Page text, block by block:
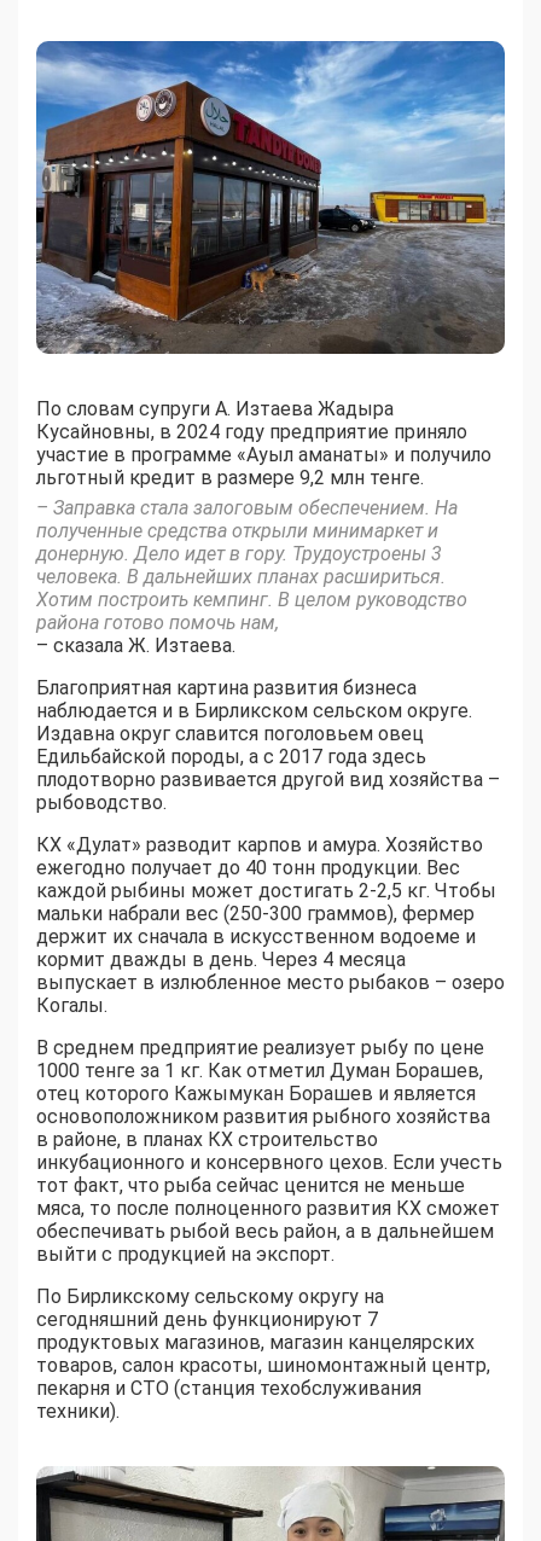
По словам супруги А. Изтаева Жадыра
Кусайновны, в 2024 году предприятие приняло
участие в программе «Ауыл аманаты» и получило
льготный кредит в размере 9,2 млн тенге.
– Заправка стала залоговым обеспечением. На
полученные средства открыли минимаркет и
донерную. Дело идет в гору. Трудоустроены 3
человека. В дальнейших планах расшириться.
Хотим построить кемпинг. В целом руководство
района готово помочь нам,
– сказала Ж. Изтаева.
Благоприятная картина развития бизнеса
наблюдается и в Бирликском сельском округе.
Издавна округ славится поголовьем овец
Едильбайской породы, а с 2017 года здесь
плодотворно развивается другой вид хозяйства –
рыбоводство.
КХ «Дулат» разводит карпов и амура. Хозяйство
ежегодно получает до 40 тонн продукции. Вес
каждой рыбины может достигать 2-2,5 кг. Чтобы
мальки набрали вес (250-300 граммов), фермер
держит их сначала в искусственном водоеме и
кормит дважды в день. Через 4 месяца
выпускает в излюбленное место рыбаков – озеро
Когалы.
В среднем предприятие реализует рыбу по цене
1000 тенге за 1 кг. Как отметил Думан Борашев,
отец которого Кажымукан Борашев и является
основоположником развития рыбного хозяйства
в районе, в планах КХ строительство
инкубационного и консервного цехов. Если учесть
тот факт, что рыба сейчас ценится не меньше
мяса, то после полноценного развития КХ сможет
обеспечивать рыбой весь район, а в дальнейшем
выйти с продукцией на экспорт.
По Бирликскому сельскому округу на
сегодняшний день функционируют 7
продуктовых магазинов, магазин канцелярских
товаров, салон красоты, шиномонтажный центр,
пекарня и СТО (станция техобслуживания
техники).